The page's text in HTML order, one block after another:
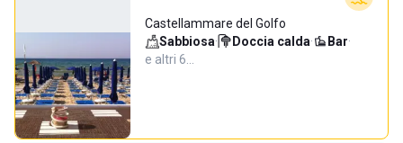
Castellammare del Golfo
Sabbiosa· Doccia calda· Bar·
e altri 6…